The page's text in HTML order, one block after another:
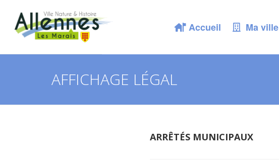
Accueil Ma ville
AFFICHAGE LÉGAL
ARRÊTÉS MUNICIPAUX